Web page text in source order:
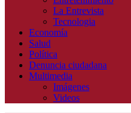
La Entrevista
Tecnologia
Economía
Salud
Política
Denuncia ciudadana
Multimedia
Imágenes
Videos